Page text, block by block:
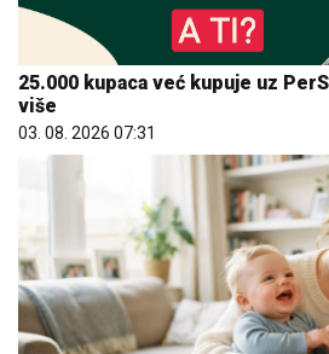
25.000 kupaca već kupuje uz
03. 08. 2026 07:31